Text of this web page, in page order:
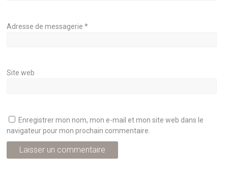
Adresse de messagerie*
Site web
Enregistrer mon nom, mon e-mail et mon site web dans le
navigateur pour mon prochain commentaire.